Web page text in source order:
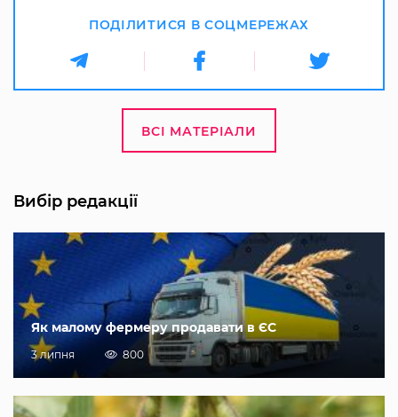
ПОДІЛИТИСЯ В СОЦМЕРЕЖАХ
ВСІ МАТЕРІАЛИ
Вибір редакції
Як малому фермеру продавати в ЄС
3 липня 800